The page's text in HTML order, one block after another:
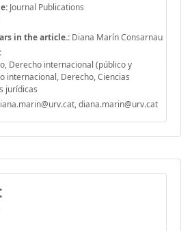
Journal Publications
in the article.: Diana Marín Consarnau
Derecho internacional (público y
internacional, Derecho, Ciencias
jurídicas
diana.marin@urv.cat